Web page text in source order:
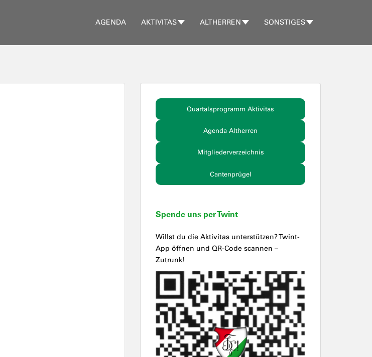
AGENDA AKTIVITAS ALTHERREN SONSTIGES
Quartalsprogramm Aktivitas
Agenda Altherren
Mitgliederverzeichnis
Cantenprügel
Spende uns per Twint
Willst du die Aktivitas unterstützen? Twint-
App öffnen und QR-Code scannen –
Zutrunk!